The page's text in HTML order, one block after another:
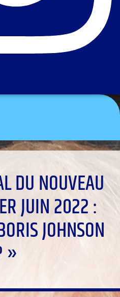
DU NOUVEAU
JUIN 2022 :
JOHNSON
»